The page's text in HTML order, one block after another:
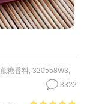
蔗糖香料, 320558W3,
3322